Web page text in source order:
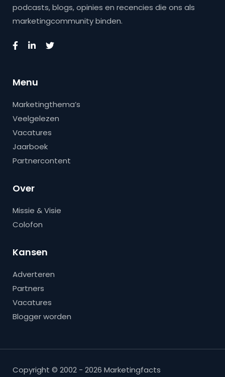
podcasts, blogs, opinies en recencies die ons als
marketingcommunity binden.
Menu
Marketingthema’s
Veelgelezen
Vacatures
Jaarboek
Partnercontent
Over
Missie & Visie
Colofon
Kansen
Adverteren
Partners
Vacatures
Blogger worden
Copyright © 2002 - 2026 Marketingfacts